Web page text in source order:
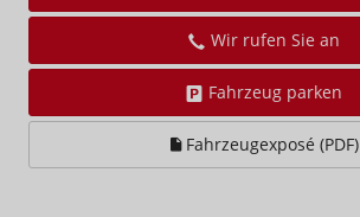
Wir rufen Sie an
Fahrzeug parken
Fahrzeugexposé (PDF)